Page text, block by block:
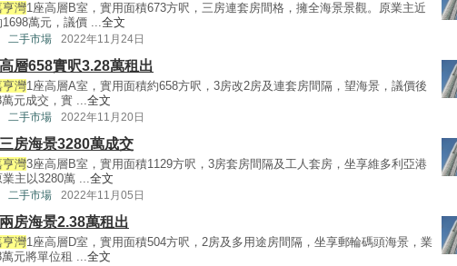
亨灣1座高層B室，實用面積673方呎，三房連套房間格，擁全海景景觀。原業主近
萬元，議價 ...全文
二手市場 2022年11月24日
高層658實呎3.28萬租出
亨灣1座高層A室，實用面積約658方呎，3房改2房及連套房間隔，望海景，議價後
萬元成交，實 ...全文
二手市場 2022年11月20日
三房海景3280萬成交
亨灣3座高層B室，實用面積1129方呎，3房套房間隔及工人套房，坐享維多利亞港
主以3280萬 ...全文
二手市場 2022年11月05日
兩房海景2.38萬租出
亨灣1座高層D室，實用面積504方呎，2房及多用途房間隔，坐享郵輪碼頭海景，業
元將單位租 ...全文